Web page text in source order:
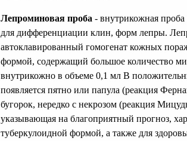
Лепроминовая проба - внутрикожная
для дифференциации клин, форм лепры.
автоклавированный гомогенат кожных
формой, содержащий большое количество
внутрикожно в объеме 0,1 мл В
появляется пятно или папула (реакция
бугорок, нередко с некрозом (реакция
указывающая на благоприятный прогноз,
туберкулоидной формой, а также для